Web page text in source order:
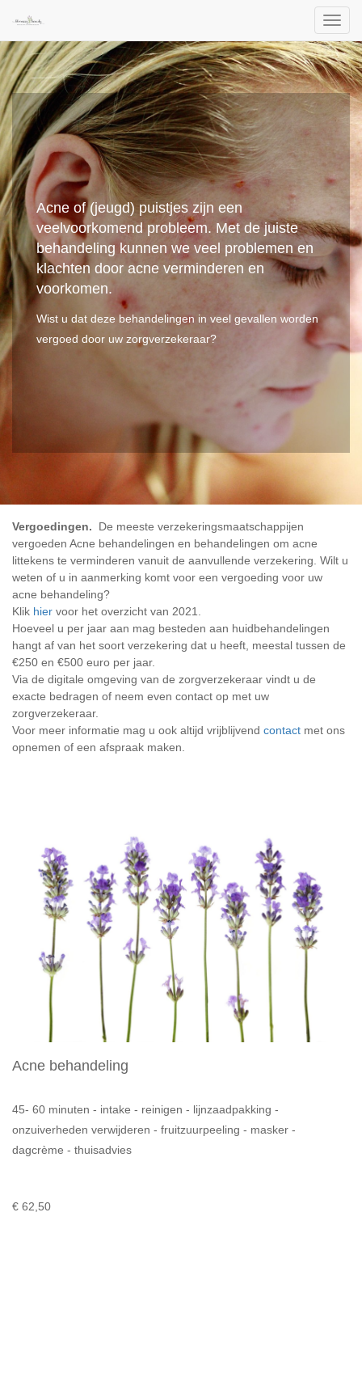
Acne of (jeugd) puistjes zijn een
veelvoorkomend probleem. Met de juiste
behandeling kunnen we veel problemen en
klachten door acne verminderen en
voorkomen.
Wist u dat deze behandelingen in veel gevallen worden
vergoed door uw zorgverzekeraar?
Vergoedingen.
De meeste verzekeringsmaatschappijen
vergoeden Acne behandelingen en behandelingen om acne
littekens te verminderen vanuit de aanvullende verzekering. Wilt u
weten of u in aanmerking komt voor een vergoeding voor uw
acne behandeling?
Klik hier voor het overzicht van 2021.
Hoeveel u per jaar aan mag besteden aan huidbehandelingen
hangt af van het soort verzekering dat u heeft, meestal tussen de
€250 en €500 euro per jaar.
Via de digitale omgeving van de zorgverzekeraar vindt u de
exacte bedragen of neem even contact op met uw
zorgverzekeraar.
Voor meer informatie mag u ook altijd vrijblijvend contact met ons
opnemen of een afspraak maken.
Acne behandeling
45- 60 minuten - intake - reinigen - lijnzaadpakking -
onzuiverheden verwijderen - fruitzuurpeeling - masker -
dagcrème - thuisadvies
€ 62,50